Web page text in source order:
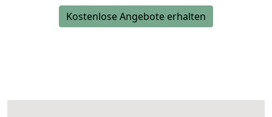
Kostenlose Angebote erhalten